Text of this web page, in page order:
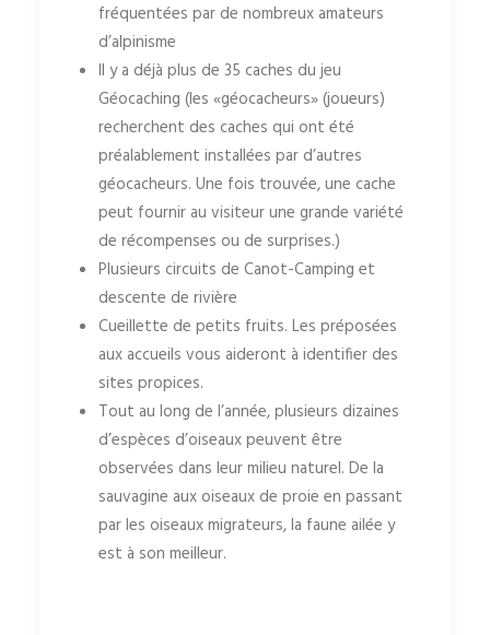
fréquentées par de nombreux amateurs
d’alpinisme
Il y a déjà plus de 35 caches du jeu
Géocaching (les «géocacheurs» (joueurs)
recherchent des caches qui ont été
préalablement installées par d’autres
géocacheurs. Une fois trouvée, une cache
peut fournir au visiteur une grande variété
de récompenses ou de surprises.)
Plusieurs circuits de Canot-Camping et
descente de rivière
Cueillette de petits fruits. Les préposées
aux accueils vous aideront à identifier des
sites propices.
Tout au long de l’année, plusieurs dizaines
d’espèces d’oiseaux peuvent être
observées dans leur milieu naturel. De la
sauvagine aux oiseaux de proie en passant
par les oiseaux migrateurs, la faune ailée y
est à son meilleur.